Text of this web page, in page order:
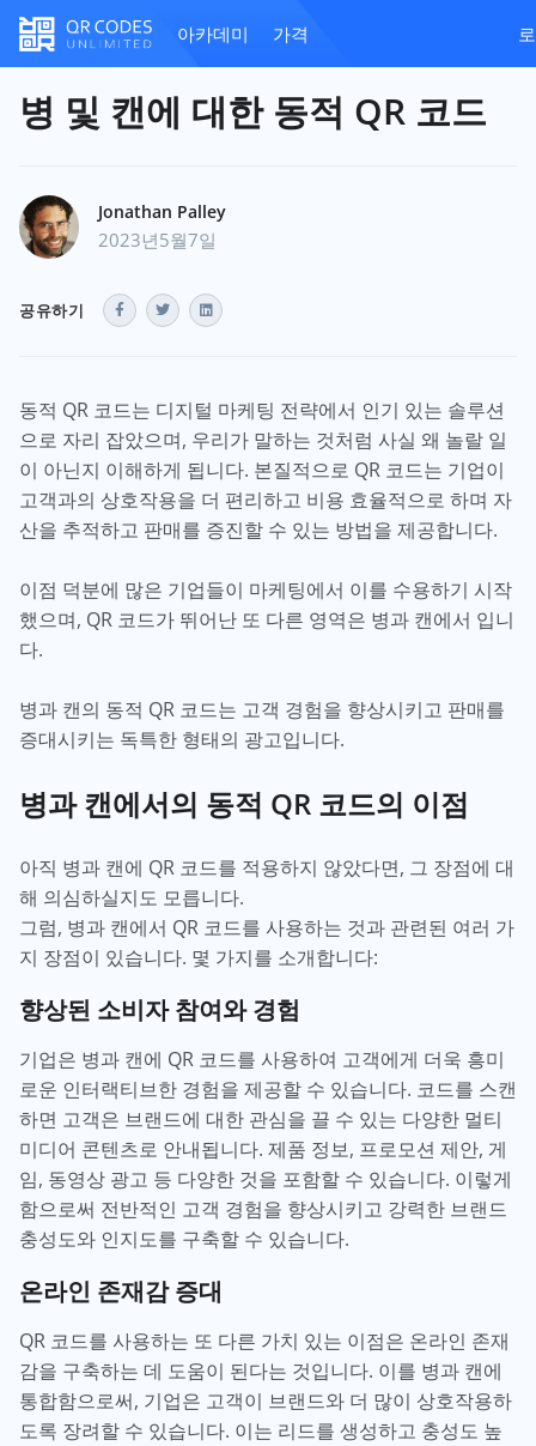
아카데미 가격
병 및 캔에 대한 동적 QR 코드
Jonathan Palley
2023년5월7일
공유하기
동적 QR 코드는 디지털 마케팅 전략에서 인기 있는 솔루션
으로 자리 잡았으며, 우리가 말하는 것처럼 사실 왜 놀랄 일
이 아닌지 이해하게 됩니다. 본질적으로 QR 코드는 기업이
고객과의 상호작용을 더 편리하고 비용 효율적으로 하며 자
산을 추적하고 판매를 증진할 수 있는 방법을 제공합니다.
이점 덕분에 많은 기업들이 마케팅에서 이를 수용하기 시작
했으며, QR 코드가 뛰어난 또 다른 영역은 병과 캔에서 입니
다.
병과 캔의 동적 QR 코드는 고객 경험을 향상시키고 판매를
증대시키는 독특한 형태의 광고입니다.
병과 캔에서의 동적 QR 코드의 이점
아직 병과 캔에 QR 코드를 적용하지 않았다면, 그 장점에 대
해 의심하실지도 모릅니다.
그럼, 병과 캔에서 QR 코드를 사용하는 것과 관련된 여러 가
지 장점이 있습니다. 몇 가지를 소개합니다:
향상된 소비자 참여와 경험
기업은 병과 캔에 QR 코드를 사용하여 고객에게 더욱 흥미
로운 인터랙티브한 경험을 제공할 수 있습니다. 코드를 스캔
하면 고객은 브랜드에 대한 관심을 끌 수 있는 다양한 멀티
미디어 콘텐츠로 안내됩니다. 제품 정보, 프로모션 제안, 게
임, 동영상 광고 등 다양한 것을 포함할 수 있습니다. 이렇게
함으로써 전반적인 고객 경험을 향상시키고 강력한 브랜드
충성도와 인지도를 구축할 수 있습니다.
온라인 존재감 증대
QR 코드를 사용하는 또 다른 가치 있는 이점은 온라인 존재
감을 구축하는 데 도움이 된다는 것입니다. 이를 병과 캔에
통합함으로써, 기업은 고객이 브랜드와 더 많이 상호작용하
도록 장려할 수 있습니다. 이는 리드를 생성하고 충성도 높